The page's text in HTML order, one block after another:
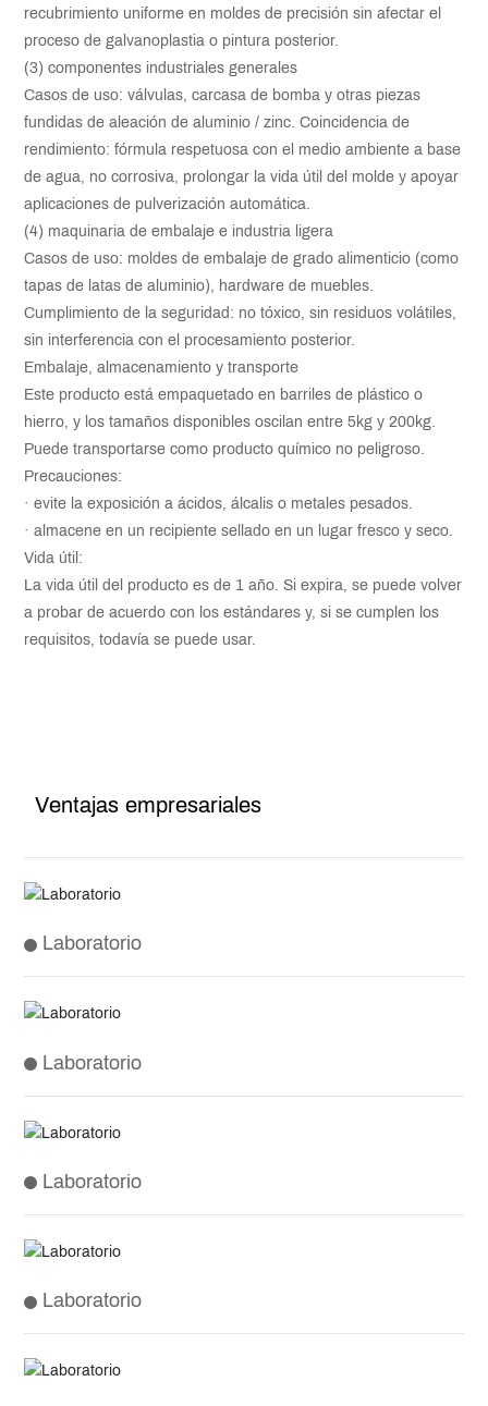
recubrimiento uniforme en moldes de precisión sin afectar el
proceso de galvanoplastia o pintura posterior.
(3) componentes industriales generales
Casos de uso: válvulas, carcasa de bomba y otras piezas
fundidas de aleación de aluminio / zinc. Coincidencia de
rendimiento: fórmula respetuosa con el medio ambiente a base
de agua, no corrosiva, prolongar la vida útil del molde y apoyar
aplicaciones de pulverización automática.
(4) maquinaria de embalaje e industria ligera
Casos de uso: moldes de embalaje de grado alimenticio (como
tapas de latas de aluminio), hardware de muebles.
Cumplimiento de la seguridad: no tóxico, sin residuos volátiles,
sin interferencia con el procesamiento posterior.
Embalaje, almacenamiento y transporte
Este producto está empaquetado en barriles de plástico o
hierro, y los tamaños disponibles oscilan entre 5kg y 200kg.
Puede transportarse como producto químico no peligroso.
Precauciones:
· evite la exposición a ácidos, álcalis o metales pesados.
· almacene en un recipiente sellado en un lugar fresco y seco.
Vida útil:
La vida útil del producto es de 1 año. Si expira, se puede volver
a probar de acuerdo con los estándares y, si se cumplen los
requisitos, todavía se puede usar.
Ventajas empresariales
Laboratorio
Laboratorio
Laboratorio
Laboratorio